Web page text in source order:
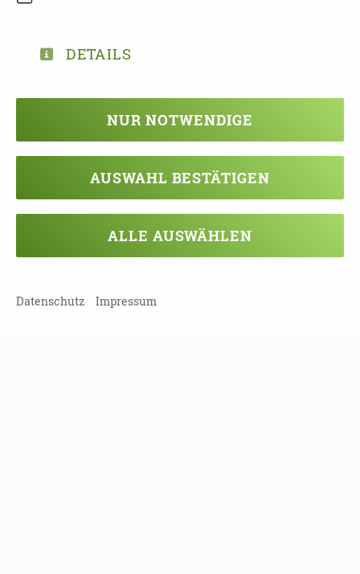
Die Teilnahmegebühr beträgt 20,00 €. Im
Sie eine Rechnung.
Fortbildungspunkte.
TEILEN
ZURÜCK ZUR ÜBERSICHT
DETAILS
NUR NOTWENDIGE
AUSWAHL BESTÄTIGEN
ALLE AUSWÄHLEN
Datenschutz Impressum